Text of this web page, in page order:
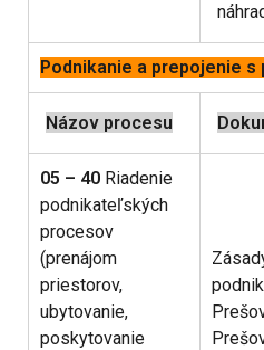
Podnikanie a prepojenie s
Názov procesu
05 – 40 Riadenie
podnikateľských
procesov
(prenájom
priestorov,
ubytovanie,
poskytovanie